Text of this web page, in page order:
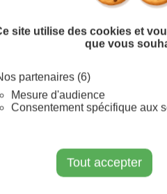
site utilise des cookies et
que vous
partenaires (6)
Mesure d'audience
Consentement spécifique aux
Tout accepter
SUR COMMANDE